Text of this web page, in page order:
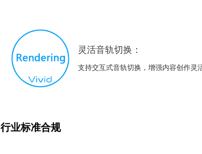
灵活音轨切换：
支持交互式音轨切换，增强内容创作灵
行业标准合规